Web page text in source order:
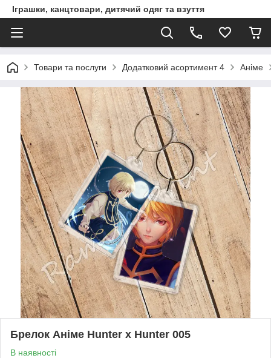
Іграшки, канцтовари, дитячий одяг та взуття
Товари та послуги Додатковий асортимент 4 Аніме
Брелок Аніме Hunter x Hunter 005
В наявності